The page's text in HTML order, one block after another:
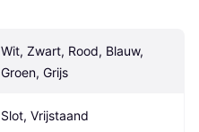
Wit, Zwart, Rood, Blauw,
Groen, Grijs
Slot, Vrijstaand